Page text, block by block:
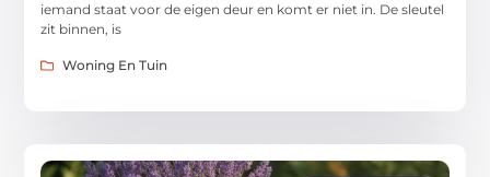
iemand staat voor de eigen deur en komt er niet in. De sleutel
zit binnen, is
Woning En Tuin